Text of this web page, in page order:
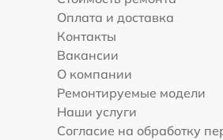
Оплата и доставка
Контакты
Вакансии
О компании
Ремонтируемые модели
Наши услуги
Согласие на обработку